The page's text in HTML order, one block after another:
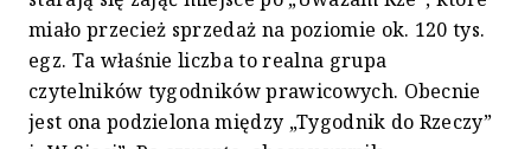
miało przecież sprzedaż na poziomie ok. 120 tys.
egz. Ta właśnie liczba to realna grupa
czytelników tygodników prawicowych. Obecnie
jest ona podzielona między „Tygodnik do Rzeczy”